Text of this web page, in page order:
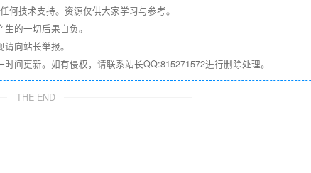
何技术支持。资源仅供大家学习与参考。
的一切后果自负。
向站长举报。
间更新。如有侵权，请联系站长QQ:815271572进行删除处理。
THE END